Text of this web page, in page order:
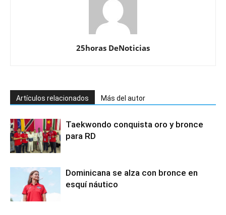
25horas DeNoticias
Artículos relacionados Más del autor
Taekwondo conquista oro y bronce
para RD
Dominicana se alza con bronce en
esquí náutico